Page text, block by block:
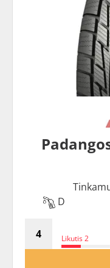
D
Likutis 2